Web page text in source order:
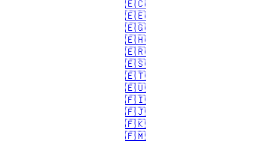
🇪🇨
🇪🇪
🇪🇬
🇪🇭
🇪🇷
🇪🇸
🇪🇹
🇪🇺
🇫🇮
🇫🇯
🇫🇰
🇫🇲